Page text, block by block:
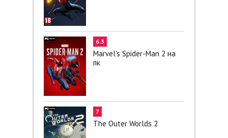
6.3
Marvel’s Spider-Man 2 на
пк
7
The Outer Worlds 2